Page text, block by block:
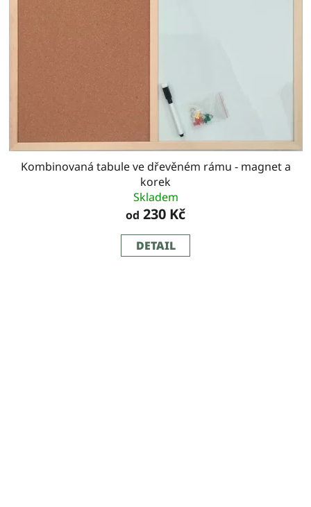
Kombinovaná tabule ve dřevěném rámu - magnet a
korek
Skladem
od 230 Kč
DETAIL